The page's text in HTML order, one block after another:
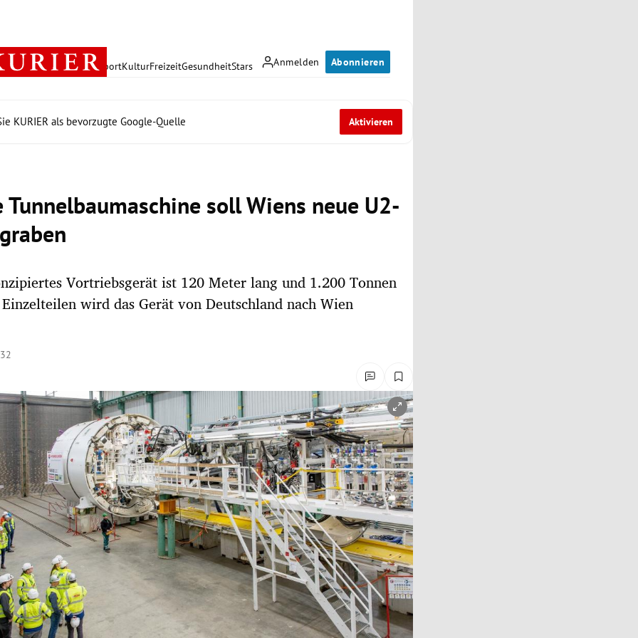
Anmelden Abonnieren
PolitikWirtschaft SportKulturFreizeitGesundheitStars
KURIER als bevorzugte Google-Quelle Aktivieren
Tunnelbaumaschine soll Wiens neue U2-
Vortriebsgerät ist 120 Meter lang und 1.200 Tonnen
wird das Gerät von Deutschland nach Wien
öffnen/schließen